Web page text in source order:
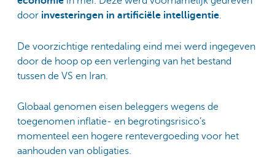
door investeringen in artificiële intelligentie.
De voorzichtige rentedaling eind mei werd ingegeven
door de hoop op een verlenging van het bestand
tussen de VS en Iran.
Globaal genomen eisen beleggers wegens de
toegenomen inflatie- en begrotingsrisico’s
momenteel een hogere rentevergoeding voor het
aanhouden van obligaties.